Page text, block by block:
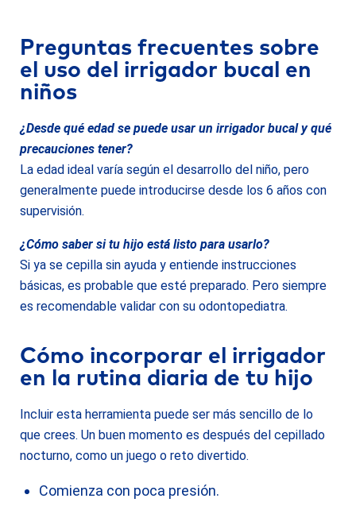
Preguntas frecuentes sobre
el uso del irrigador bucal en
niños
¿Desde qué edad se puede usar un irrigador bucal y qué
precauciones tener?
La edad ideal varía según el desarrollo del niño, pero
generalmente puede introducirse desde los 6 años con
supervisión.
¿Cómo saber si tu hijo está listo para usarlo?
Si ya se cepilla sin ayuda y entiende instrucciones
básicas, es probable que esté preparado. Pero siempre
es recomendable validar con su odontopediatra.
Cómo incorporar el irrigador
en la rutina diaria de tu hijo
Incluir esta herramienta puede ser más sencillo de lo
que crees. Un buen momento es después del cepillado
nocturno, como un juego o reto divertido.
Comienza con poca presión.